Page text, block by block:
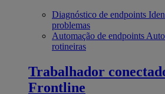
Diagnóstico de endpoints
problemas
Automação de endpoints
rotineiras
Trabalhador
Frontline